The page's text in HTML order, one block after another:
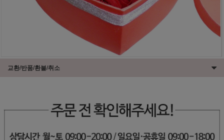
교환/반품/환불/취소